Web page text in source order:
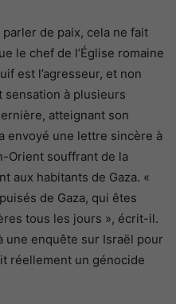
de paix, cela ne fait
le chef de l’Église romaine
est l’agresseur, et non
sensation à plusieurs
atteignant son
envoyé une lettre sincère à
Orient souffrant de la
aux habitants de Gaza. «
de Gaza, qui êtes
tous les jours », écrit-il.
une enquête sur Israël pour
réellement un génocide